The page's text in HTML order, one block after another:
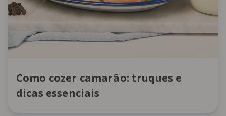
Como cozer camarão: truques e
dicas essenciais